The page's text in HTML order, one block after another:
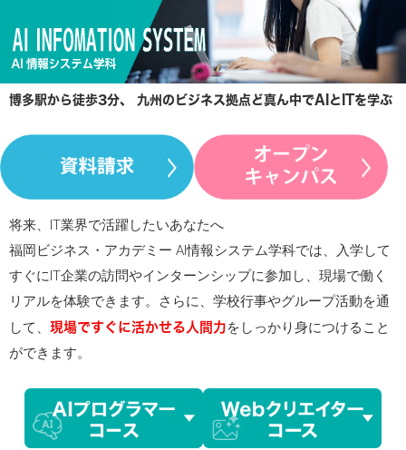
博多駅から徒歩3分、 九州のビジネス拠点ど真ん中でAIとITを学ぶ
将来、IT業界で活躍したいあなたへ
福岡ビジネス・アカデミー AI情報システム学科では、入学して
すぐにIT企業の訪問やインターンシップに参加し、現場で働く
リアルを体験できます。さらに、学校行事やグループ活動を通
して、 現場ですぐに活かせる人間力をしっかり身につけること
ができます。